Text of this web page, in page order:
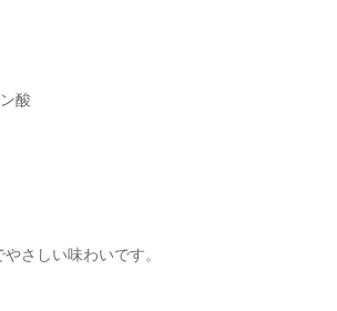
酸
さしい味わいです。